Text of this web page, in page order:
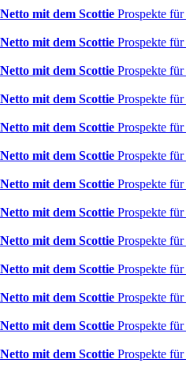
Netto mit dem Scottie Prospekte für
Netto mit dem Scottie Prospekte für
Netto mit dem Scottie Prospekte für
Netto mit dem Scottie Prospekte für
Netto mit dem Scottie Prospekte für
Netto mit dem Scottie Prospekte für
Netto mit dem Scottie Prospekte für
Netto mit dem Scottie Prospekte für
Netto mit dem Scottie Prospekte für
Netto mit dem Scottie Prospekte für
Netto mit dem Scottie Prospekte für
Netto mit dem Scottie Prospekte für
Netto mit dem Scottie Prospekte für